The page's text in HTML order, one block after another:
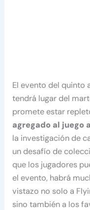
El evento del quinto
tendrá lugar del
promete estar
agregado al juego
la investigación de
un desafío de
que los jugadores
el evento, habrá
vistazo no solo a
sino también a los